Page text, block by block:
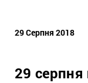
29 Серпня 2018
29 серпня